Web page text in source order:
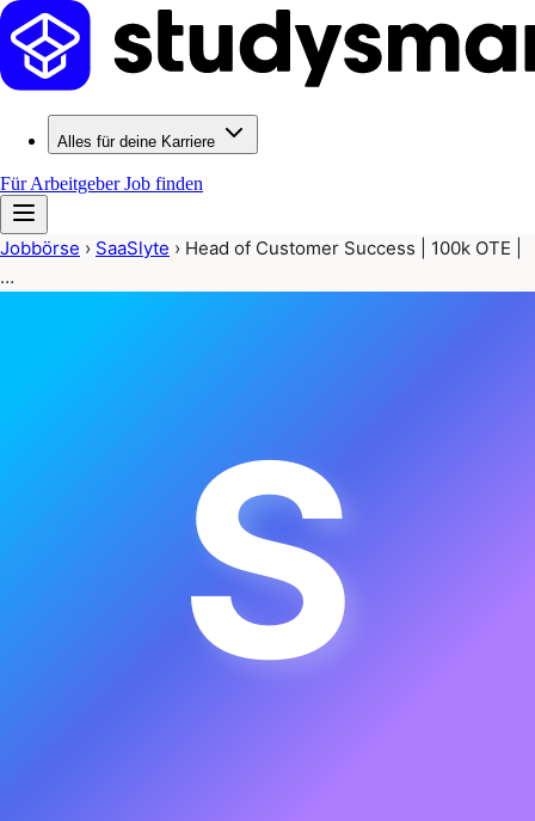
Alles für deine Karriere
Für ArbeitgeberJob finden
Jobbörse › SaaSlyte › Head of Customer Success | 100k OTE |
…
S